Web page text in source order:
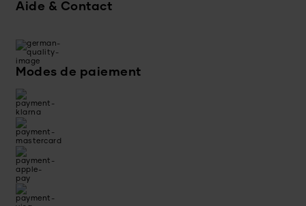
Aide & Contact
Modes de paiement